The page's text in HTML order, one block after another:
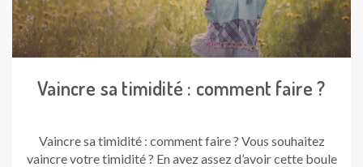
Vaincre sa timidité : comment faire ?
Vaincre sa timidité : comment faire ? Vous souhaitez
vaincre votre timidité ? En avez assez d’avoir cette boule